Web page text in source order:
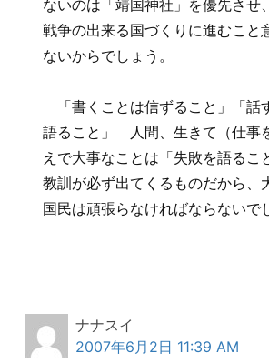
ないのは「靖国神社」を優先させ
戦争の出来る国づくりに進むこと
ないからでしょう。
「書くことは信ずること」「話
語ること」 人間、生きて（仕事
えで大事なことは「失敗を語るこ
教訓が必ず出てくるものだから、
国民は頑張らなければならないで
ナナスイ
2007年6月2日 11:39 AM